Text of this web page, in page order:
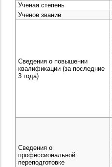
Ученая степень
Ученое звание
Сведения о повышении
квалификации (за последние
3 года)
Сведения о
профессиональной
переподготовке